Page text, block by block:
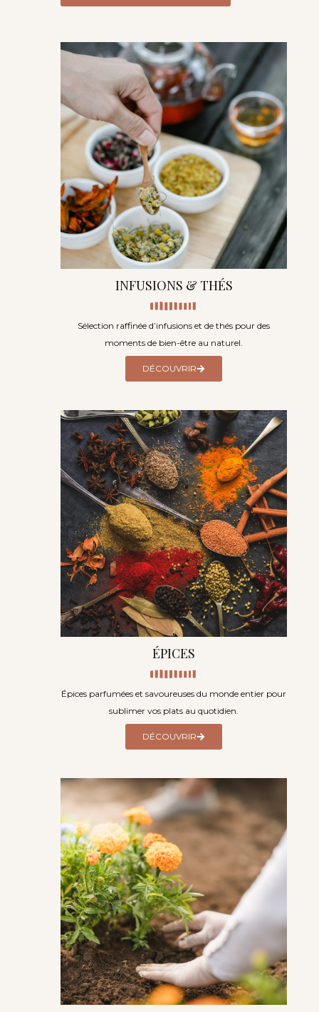
INFUSIONS & THÉS
Sélection raffinée d’infusions et de thés pour des
moments de bien-être au naturel.
DÉCOUVRIR
ÉPICES
Épices parfumées et savoureuses du monde entier pour
sublimer vos plats au quotidien.
DÉCOUVRIR